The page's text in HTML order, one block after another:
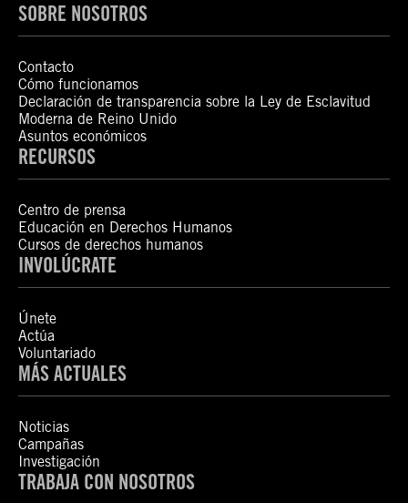
SOBRE NOSOTROS
Contacto
Cómo funcionamos
Declaración de transparencia sobre la Ley de Esclavitud
Moderna de Reino Unido
Asuntos económicos
RECURSOS
Centro de prensa
Educación en Derechos Humanos
Cursos de derechos humanos
INVOLÚCRATE
Únete
Actúa
Voluntariado
MÁS ACTUALES
Noticias
Campañas
Investigación
TRABAJA CON NOSOTROS